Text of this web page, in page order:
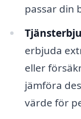
passar din
erbjuda
eller
jämföra
värde för